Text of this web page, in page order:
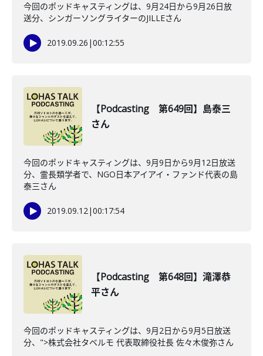
今回のポッドキャスティングは、9月24日から9月26日放
送分、シンガーソングライターのJILLEさん
2019.09.26 |00:12:55
【Podcasting 第649回】島泰三
さん
今回のポッドキャスティングは、9月9日から9月12日放送
分、霊長類学者で、NGO日本アイアイ・ファンド代表の島
泰三さん
2019.09.12|00:17:54
【Podcasting 第648回】滝澤恭
平さん
今回のポッドキャスティングは、9月2日から9月5日放送
分、">株式会社タベルモ 代表取締役社長 佐々木俊弥さん